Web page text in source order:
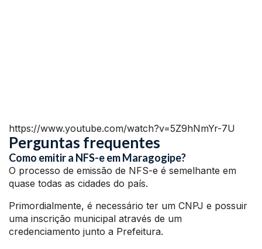
https://www.youtube.com/watch?v=5Z9hNmYr-7U
Perguntas frequentes
Como emitir a NFS-e em Maragogipe?
O processo de emissão de NFS-e é semelhante em
quase todas as cidades do país.
Primordialmente, é necessário ter um CNPJ e possuir
uma inscrição municipal através de um
credenciamento junto a Prefeitura.